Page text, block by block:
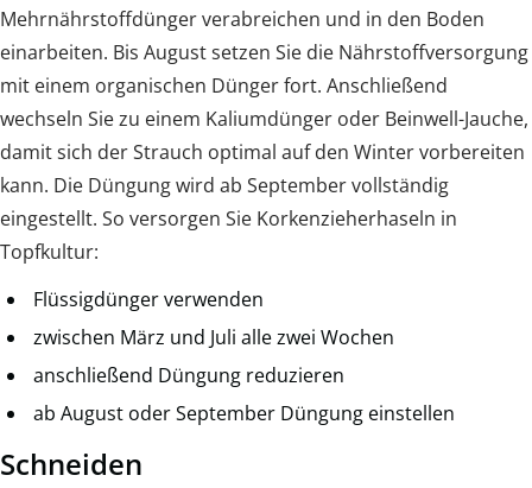
Mehrnährstoffdünger verabreichen und in den Boden
einarbeiten. Bis August setzen Sie die Nährstoffversorgung
mit einem organischen Dünger fort. Anschließend
wechseln Sie zu einem Kaliumdünger oder Beinwell-Jauche,
damit sich der Strauch optimal auf den Winter vorbereiten
kann. Die Düngung wird ab September vollständig
eingestellt. So versorgen Sie Korkenzieherhaseln in
Topfkultur:
Flüssigdünger verwenden
zwischen März und Juli alle zwei Wochen
anschließend Düngung reduzieren
ab August oder September Düngung einstellen
Schneiden